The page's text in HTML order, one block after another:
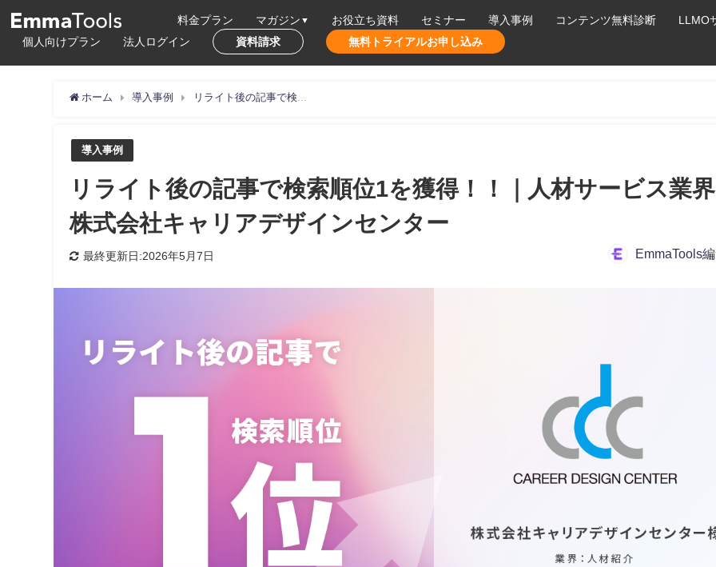
料金プラン マガジン お役立ち資料 セミナー 導入事例 コンテンツ無料診断
LLMO
個人向けプラン
法人ログイン 資料請求 無料トライアルお申し込み
ホーム 導入事例
導入事例
リライト後の記事で検索順位1を獲得！！｜人材サービス業
株式会社キャリアデザインセンター
最終更新日:2026年5月7日 EmmaTools